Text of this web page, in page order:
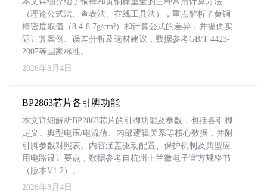
（理论公式法、查表法、在线工具法），重点解析了黄铜
棒密度取值（8.4-8.7g/cm³）和计算公式的差异，并提供实
际计算案例、误差分析及选材建议，数据参考GB/T 4423-
2007等国家标准。
2026年8月4日
BP2863芯片各引脚功能
本文详细解析BP2863芯片的引脚功能及参数，包括各引脚
定义、典型电压/电流值、内部逻辑关系等核心数据，并附
引脚参数对照表。内容涵盖驱动配置、保护机制及典型应
用电路设计要点，数据参考自杭州士兰微电子官方规格书
（版本V1.2）。
2026年8月4日